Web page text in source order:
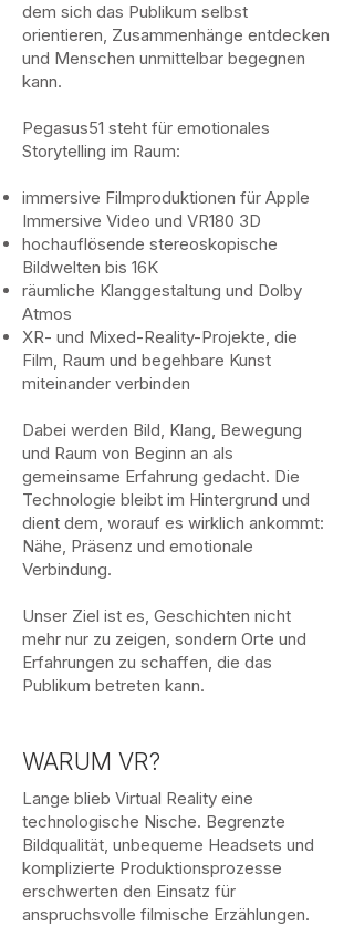
dem sich das Publikum selbst
orientieren, Zusammenhänge entdecken
und Menschen unmittelbar begegnen
kann.
Pegasus51 steht für emotionales
Storytelling im Raum:
immersive Filmproduktionen für Apple
Immersive Video und VR180 3D
hochauflösende stereoskopische
Bildwelten bis 16K
räumliche Klanggestaltung und Dolby
Atmos
XR- und Mixed-Reality-Projekte, die
Film, Raum und begehbare Kunst
miteinander verbinden
Dabei werden Bild, Klang, Bewegung
und Raum von Beginn an als
gemeinsame Erfahrung gedacht. Die
Technologie bleibt im Hintergrund und
dient dem, worauf es wirklich ankommt:
Nähe, Präsenz und emotionale
Verbindung.
Unser Ziel ist es, Geschichten nicht
mehr nur zu zeigen, sondern Orte und
Erfahrungen zu schaffen, die das
Publikum betreten kann.
WARUM VR?
Lange blieb Virtual Reality eine
technologische Nische. Begrenzte
Bildqualität, unbequeme Headsets und
komplizierte Produktionsprozesse
erschwerten den Einsatz für
anspruchsvolle filmische Erzählungen.